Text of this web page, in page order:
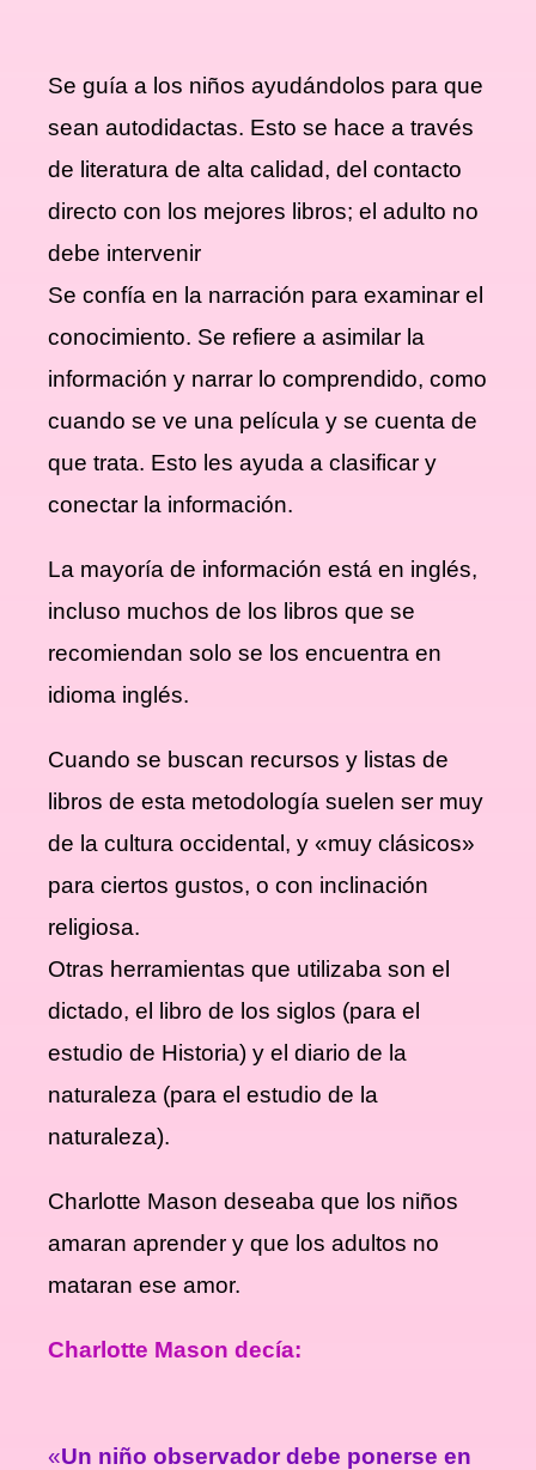
Se guía a los niños ayudándolos para que
sean autodidactas. Esto se hace a través
de literatura de alta calidad, del contacto
directo con los mejores libros; el adulto no
debe intervenir
Se confía en la narración para examinar el
conocimiento. Se refiere a asimilar la
información y narrar lo comprendido, como
cuando se ve una película y se cuenta de
que trata. Esto les ayuda a clasificar y
conectar la información.
La mayoría de información está en inglés,
incluso muchos de los libros que se
recomiendan solo se los encuentra en
idioma inglés.
Cuando se buscan recursos y listas de
libros de esta metodología suelen ser muy
de la cultura occidental, y «muy clásicos»
para ciertos gustos, o con inclinación
religiosa.
Otras herramientas que utilizaba son el
dictado, el libro de los siglos (para el
estudio de Historia) y el diario de la
naturaleza (para el estudio de la
naturaleza).
Charlotte Mason deseaba que los niños
amaran aprender y que los adultos no
mataran ese amor.
Charlotte Mason decía:
«Un niño observador debe ponerse en